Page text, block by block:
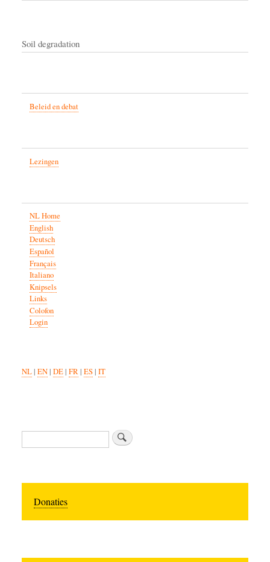
Soil degradation
Beleid en debat
Lezingen
NL Home
English
Deutsch
Español
Français
Italiano
Knipsels
Links
Colofon
Login
NL| EN| DE| FR| ES| IT
Search
Donaties